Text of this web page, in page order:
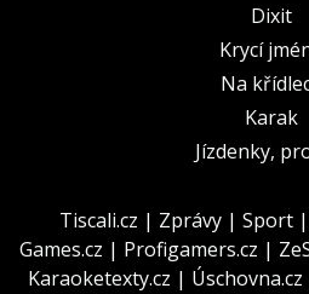
Dixit
Krycí
Na
Karak
Jízdenky,
Tiscali.cz | Zprávy | Sport |
Games.cz | Profigamers.cz |
Karaoketexty.cz | Úschovna.cz